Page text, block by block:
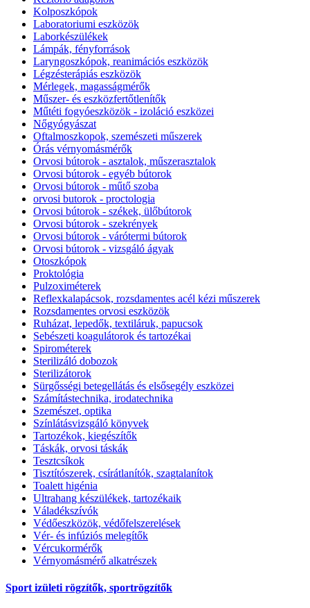
Kolposzkópok
Laboratoriumi eszközök
Laborkészülékek
Lámpák, fényforrások
Laryngoszkópok, reanimációs eszközök
Légzésterápiás eszközök
Mérlegek, magasságmérők
Műszer- és eszközfertőtlenítők
Műtéti fogyóeszközök - izoláció eszközei
Nőgyógyászat
Oftalmoszkopok, szemészeti műszerek
Órás vérnyomásmérők
Orvosi bútorok - asztalok, műszerasztalok
Orvosi bútorok - egyéb bútorok
Orvosi bútorok - műtő szoba
orvosi butorok - proctologia
Orvosi bútorok - székek, ülőbútorok
Orvosi bútorok - szekrények
Orvosi bútorok - várótermi bútorok
Orvosi bútorok - vizsgáló ágyak
Otoszkópok
Proktológia
Pulzoximéterek
Reflexkalapácsok, rozsdamentes acél kézi műszerek
Rozsdamentes orvosi eszközök
Ruházat, lepedők, textiláruk, papucsok
Sebészeti koagulátorok és tartozékai
Spirométerek
Sterilizáló dobozok
Sterilizátorok
Sürgősségi betegellátás és elsősegély eszközei
Számítástechnika, irodatechnika
Szemészet, optika
Színlátásvizsgáló könyvek
Tartozékok, kiegészítők
Táskák, orvosi táskák
Tesztcsíkok
Tisztítószerek, csírátlanítók, szagtalanítok
Toalett higénia
Ultrahang készülékek, tartozékaik
Váladékszívók
Védőeszközök, védőfelszerelések
Vér- és infúziós melegítők
Vércukormérők
Vérnyomásmérő alkatrészek
Sport izületi rögzítők, sportrögzítők